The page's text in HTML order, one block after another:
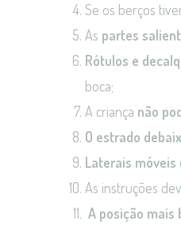
Se os berços
As partes
Rótulos e
boca;
A criança não
O estrado
Laterais móveis
As instruções
A posição mais